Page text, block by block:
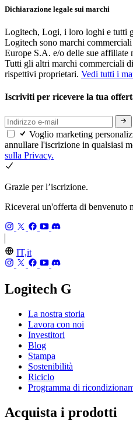
Dichiarazione legale sui marchi
Logitech, Logi, i loro loghi e tutti
Logitech sono marchi
Europe S.A. e/o delle sue affiliate
Tutti gli altri marchi commerciali
rispettivi proprietari. Vedi tutti i
Iscriviti per ricevere la tua
Voglio marketing
annullare l'iscrizione in qualsiasi
sulla Privacy.
Grazie per l’iscrizione.
Riceverai un'offerta di benvenuto
IT,it
Logitech G
La nostra storia
Lavora con noi
Investitori
Blog
Stampa
Sostenibilità
Riciclo
Programma di
Acquista i prodotti